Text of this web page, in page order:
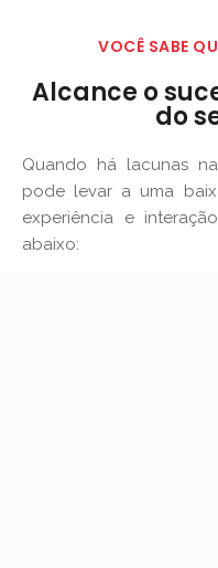
VOCÊ SABE
Alcance o
do
Quando há lacunas
pode levar a uma
experiência e
abaixo: